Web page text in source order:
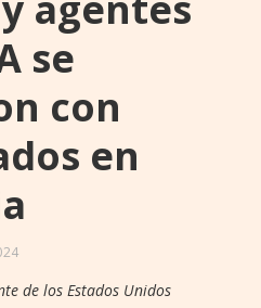
se
con
en
de los Estados Unidos